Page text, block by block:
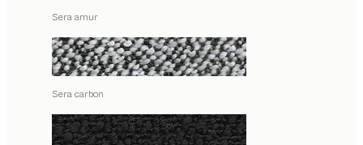
Sera amur
Sera carbon